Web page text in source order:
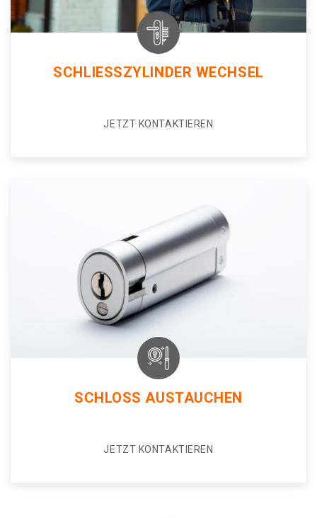
SCHLIESSZYLINDER WECHSEL
JETZT KONTAKTIEREN
SCHLOSS AUSTAUCHEN
JETZT KONTAKTIEREN